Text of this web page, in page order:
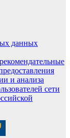
данных
и анализа
сети